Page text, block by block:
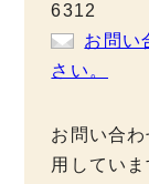
6312
お問い
さい。
お問い合
用していま